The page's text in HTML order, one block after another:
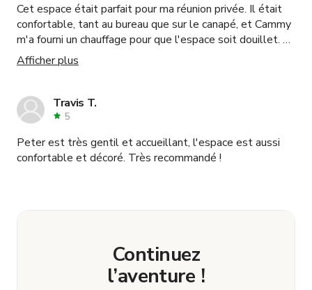
Cet espace était parfait pour ma réunion privée. Il était
confortable, tant au bureau que sur le canapé, et Cammy
m'a fourni un chauffage pour que l'espace soit douillet. La
lumière naturelle était magnifique, l'espace était propre,
et les installations de la salle de bain et de la cuisine
Afficher plus
Travis T.
5
Peter est très gentil et accueillant, l'espace est aussi
confortable et décoré. Très recommandé !
Continuez
l’aventure !